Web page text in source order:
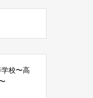
校〜高